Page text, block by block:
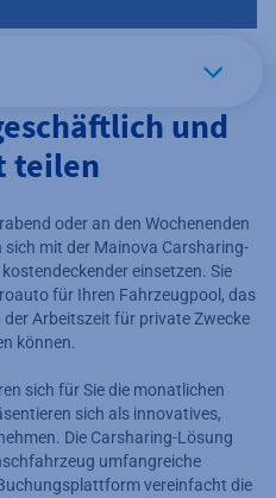
und
teilen
oder an den Wochenenden
mit der Mainova Carsharing-
einsetzen. Sie
für Ihren Fahrzeugpool, das
Arbeitszeit für private Zwecke
können.
sich für Sie die monatlichen
sich als innovatives,
Die Carsharing-Lösung
umfangreiche
vereinfacht die